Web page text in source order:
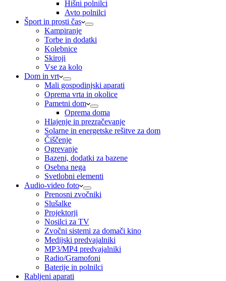
Hišni polnilci
Avto polnilci
Šport in prosti čas
Kampiranje
Torbe in dodatki
Kolebnice
Skiroji
Vse za kolo
Dom in vrt
Mali gospodinjski aparati
Oprema vrta in okolice
Pametni dom
Oprema doma
Hlajenje in prezračevanje
Solarne in energetske rešitve za dom
Čiščenje
Ogrevanje
Bazeni, dodatki za bazene
Osebna nega
Svetlobni elementi
Audio-video foto
Prenosni zvočniki
Slušalke
Projektorji
Nosilci za TV
Zvočni sistemi za domači kino
Medijski predvajalniki
MP3/MP4 predvajalniki
Radio/Gramofoni
Baterije in polnilci
Rabljeni aparati